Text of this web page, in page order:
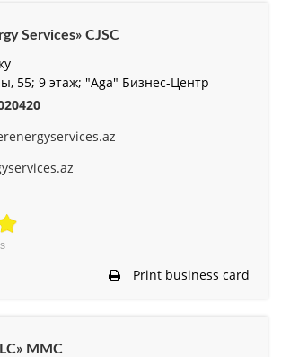
Services» CJSC
55; 9 этаж; "Aga" Бизнес-Центр
Print business card
MMC